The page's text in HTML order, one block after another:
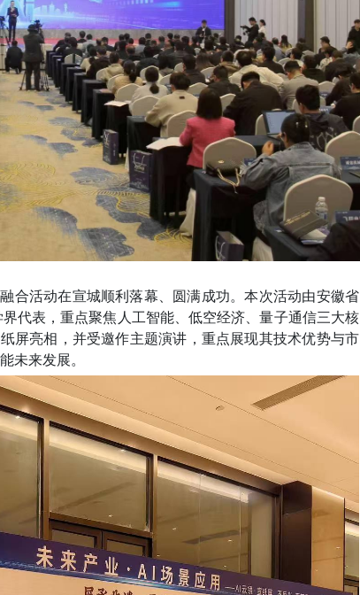
合活动在宣城顺利落幕、圆满成功。本次活动由安徽省
代表，重点聚焦人工智能、低空经济、量子通信三大核
屏亮相，并受邀作主题演讲 ， 重点展现其技术优势与市
未来发展。